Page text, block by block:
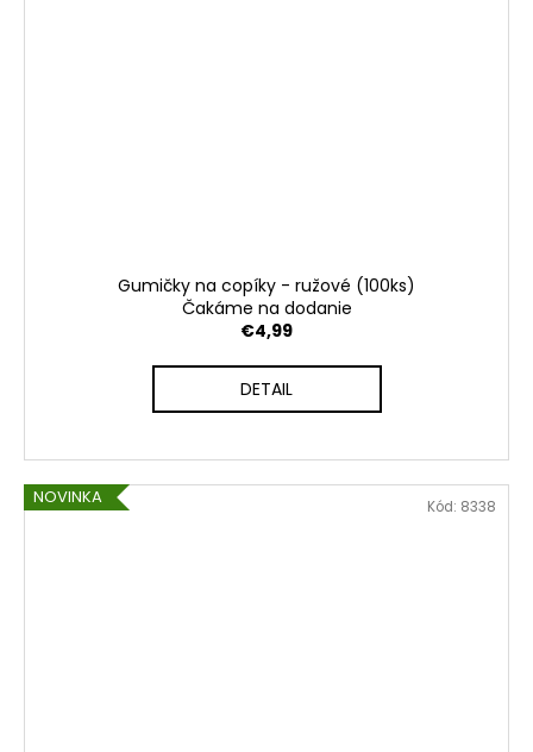
Gumičky na copíky - ružové (100ks)
Čakáme na dodanie
€4,99
DETAIL
NOVINKA Kód: 8338